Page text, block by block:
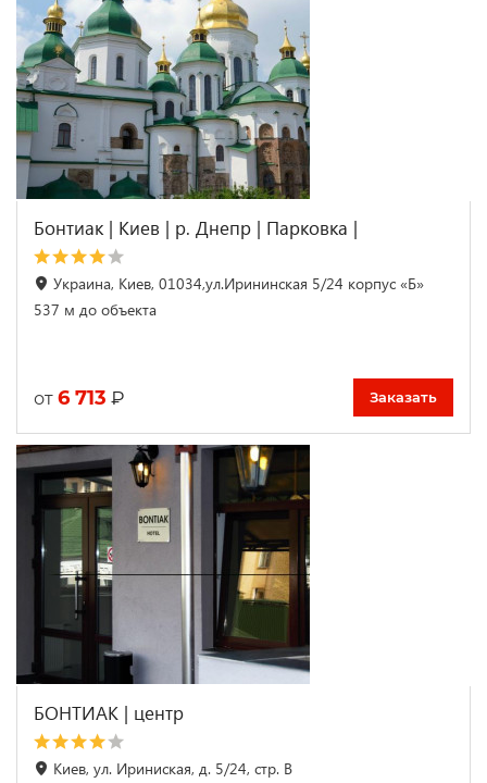
Бонтиак | Киев | р. Днепр | Парковка |
Украина, Киев, 01034,ул.Ирининская 5/24 корпус «Б»
537 м до объекта
от 6 713 ₽ Заказать
БОНТИАК | центр
Киев, ул. Ириниская, д. 5/24, стр. B